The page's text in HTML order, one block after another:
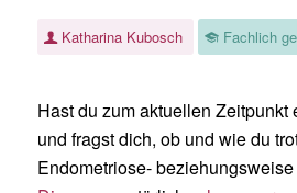
Katharina Kubosch Fachlich
Hast du zum aktuellen Zeitpunkt
und fragst dich, ob und wie du
Endometriose-